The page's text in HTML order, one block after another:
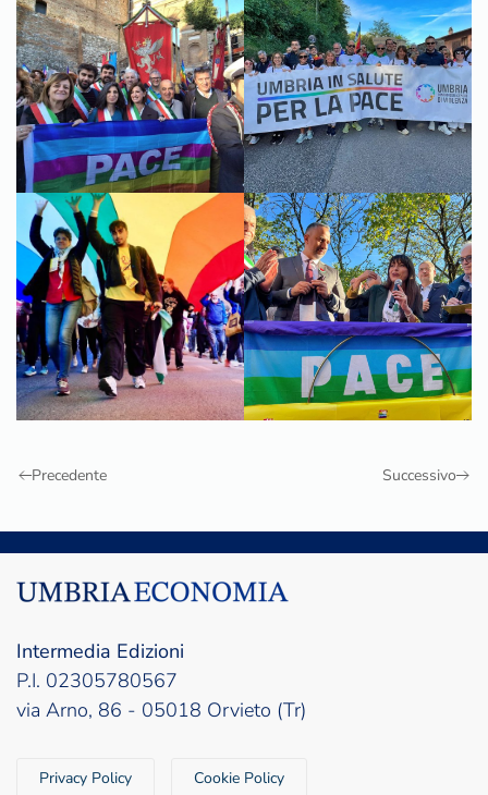
Precedente Successivo
Intermedia Edizioni
P.I. 02305780567
via Arno, 86 - 05018 Orvieto (Tr)
Privacy Policy Cookie Policy